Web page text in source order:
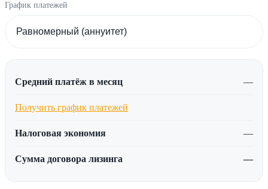
График платежей
Средний платёж в месяц —
Получить график платежей
Налоговая экономия —
Сумма договора лизинга —